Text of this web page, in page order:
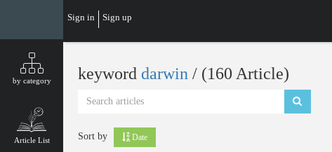
Sign in Sign up
by category
Article List
keyword darwin ‎/ (160 Article)
Sort by Date